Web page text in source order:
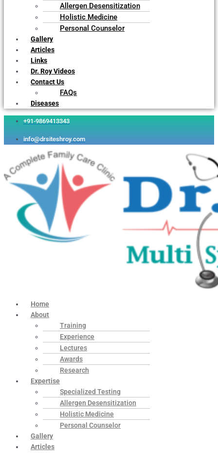
Allergen Desensitization
Holistic Medicine
Personal Counselor
Gallery
Articles
Links
Dr. Roy Videos
Contact Us
FAQs
Diseases
+91-9869413343
info@drsiteshroy.com
Home
About
Training
Experience
Lectures
Awards
Research
Expertise
Specialized Testing
Allergen Desensitization
Holistic Medicine
Personal Counselor
Gallery
Articles